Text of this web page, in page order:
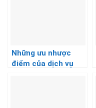
Những ưu nhược
điểm của dịch vụ